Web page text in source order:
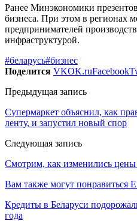
Ранее Минэкономики
бизнеса. При этом в регионах
предпринимателей
инфраструктурой.
#беларусь#бизнес
Поделится VKOK.ruFacebook
Предыдущая запись
Супермаркет объяснил, как
ленту, и запустил новый спор
Следующая запись
Смотрим, как изменились цены
Вам также могут понравиться
Кредиты в Беларуси
года